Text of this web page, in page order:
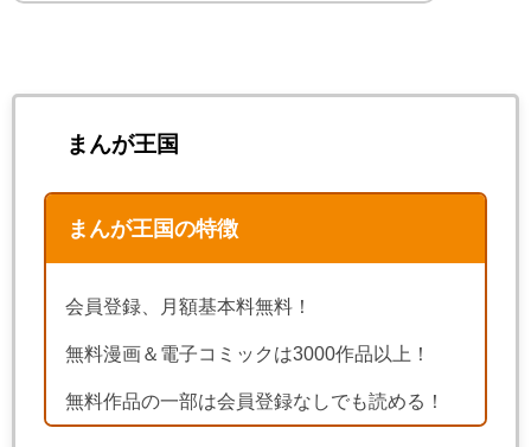
まんが王国
まんが王国の特徴
会員登録、月額基本料無料！
無料漫画＆電子コミックは3000作品以上！
無料作品の一部は会員登録なしでも読める！